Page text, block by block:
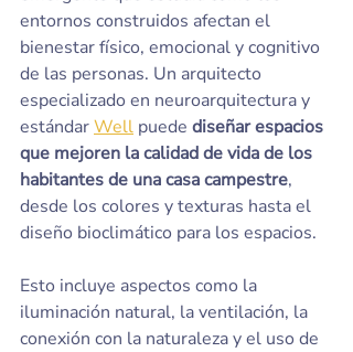
entornos construidos afectan el
bienestar físico, emocional y cognitivo
de las personas. Un arquitecto
especializado en neuroarquitectura y
estándar Well puede diseñar espacios
que mejoren la calidad de vida de los
habitantes de una casa campestre,
desde los colores y texturas hasta el
diseño bioclimático para los espacios.
Esto incluye aspectos como la
iluminación natural, la ventilación, la
conexión con la naturaleza y el uso de